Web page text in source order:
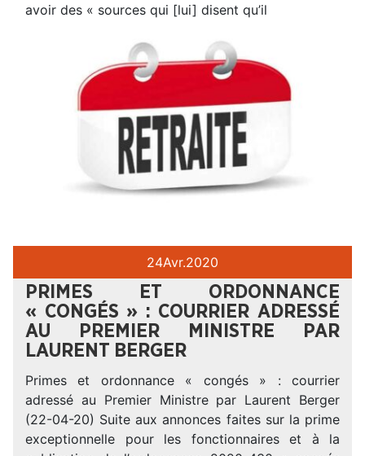
avoir des « sources qui [lui] disent qu’il
24Avr.2020
PRIMES ET ORDONNANCE
« CONGÉS » : COURRIER ADRESSÉ
AU PREMIER MINISTRE PAR
LAURENT BERGER
Primes et ordonnance « congés » : courrier
adressé au Premier Ministre par Laurent Berger
(22-04-20) Suite aux annonces faites sur la prime
exceptionnelle pour les fonctionnaires et à la